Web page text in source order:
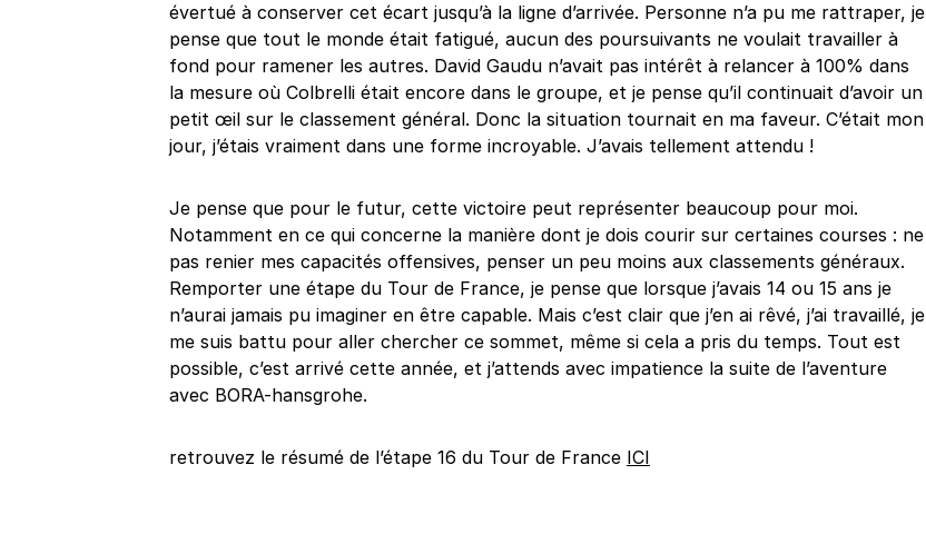
évertué à conserver cet écart jusqu’à la ligne d’arrivée. Personne n’a pu me rattraper, je
pense que tout le monde était fatigué, aucun des poursuivants ne voulait travailler à
fond pour ramener les autres. David Gaudu n’avait pas intérêt à relancer à 100% dans
la mesure où Colbrelli était encore dans le groupe, et je pense qu’il continuait d’avoir un
petit œil sur le classement général. Donc la situation tournait en ma faveur. C’était mon
jour, j’étais vraiment dans une forme incroyable. J’avais tellement attendu !
Je pense que pour le futur, cette victoire peut représenter beaucoup pour moi.
Notamment en ce qui concerne la manière dont je dois courir sur certaines courses : ne
pas renier mes capacités offensives, penser un peu moins aux classements généraux.
Remporter une étape du Tour de France, je pense que lorsque j’avais 14 ou 15 ans je
n’aurai jamais pu imaginer en être capable. Mais c’est clair que j’en ai rêvé, j’ai travaillé, je
me suis battu pour aller chercher ce sommet, même si cela a pris du temps. Tout est
possible, c’est arrivé cette année, et j’attends avec impatience la suite de l’aventure
avec BORA-hansgrohe.
retrouvez le résumé de l’étape 16 du Tour de France ICI